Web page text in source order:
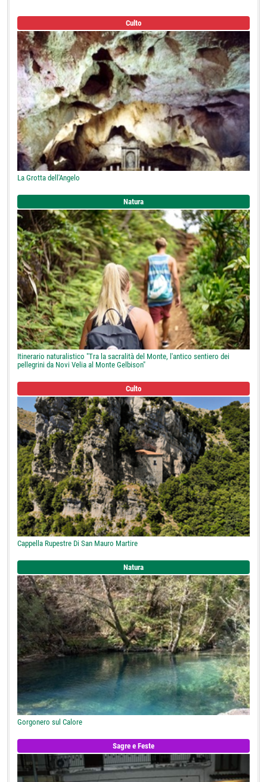
Culto
La Grotta dell'Angelo
Natura
Itinerario naturalistico "Tra la sacralità del Monte, l'antico sentiero dei
pellegrini da Novi Velia al Monte Gelbison"
Culto
Cappella Rupestre Di San Mauro Martire
Natura
Gorgonero sul Calore
Sagre e Feste